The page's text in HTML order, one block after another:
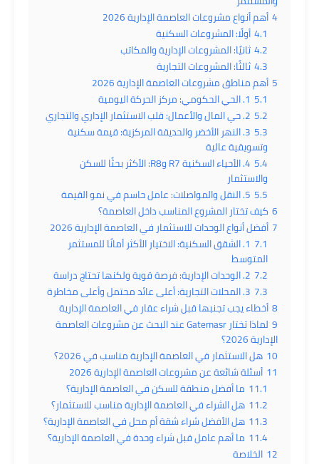
4أهم أنواع مشروعات العاصمة الإدارية 2026
4.1أولًا: المشروعات السكنية
4.2ثانيًا: المشروعات الإدارية والمكاتب
4.3ثالثًا: المشروعات التجارية
5 أهم مناطق مشروعات العاصمة الإدارية 2026
5.1 1. الحي الحكومي: مركز الحركة اليومية
5.2 2. حي المال والأعمال: قلب الاستثمار الإداري والتجاري
5.3 3. النهر الأخضر والحديقة المركزية: قيمة سكنية
وتسويقية عالية
5.4
4. الأحياء السكنية R7 وR8: الأكثر بحثًا للسكن
والاستثمار
5.5 5. النقل والمواصلات: عامل حاسم في نمو القيمة
6 كيف تختار المشروع المناسب داخل العاصمة؟
7 أفضل أنواع الوحدات للاستثمار في العاصمة الإدارية 2026
7.1 1. الشقق السكنية: الاختيار الأكثر أمانًا للمستثمر
المتوسط
7.2 2. الوحدات الإدارية: فرصة قوية ولكنها تحتاج دراسة
7.3 3. المحلات التجارية: أعلى عائد محتمل وأعلى مخاطرة
8أخطاء يجب تجنبها قبل شراء عقار في العاصمة الإدارية
9
لماذا تختار Gatemasr عند البحث عن مشروعات العاصمة
الإدارية 2026؟
10 هل الاستثمار في العاصمة الإدارية مناسب في 2026؟
11 أسئلة شائعة عن مشروعات العاصمة الإدارية 2026
11.1 ما أفضل منطقة للسكن في العاصمة الإدارية؟
11.2 هل الشراء في العاصمة الإدارية مناسب للاستثمار؟
11.3 هل الأفضل شراء شقة أم محل في العاصمة الإدارية؟
11.4 ما أهم عامل قبل شراء وحدة في العاصمة الإدارية؟
12 الخلاصة